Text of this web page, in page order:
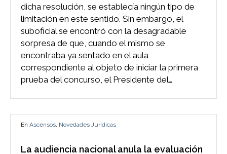
dicha resolución, se establecía ningún tipo de
limitación en este sentido. Sin embargo, el
suboficial se encontró con la desagradable
sorpresa de que, cuando el mismo se
encontraba ya sentado en el aula
correspondiente al objeto de iniciar la primera
prueba del concurso, el Presidente del…
En Ascensos Novedades Jurídicas
La audiencia nacional anula la evaluación